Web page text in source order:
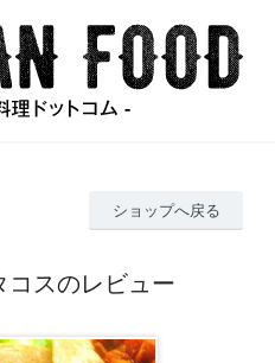
ショップへ戻る
コスのレビュー